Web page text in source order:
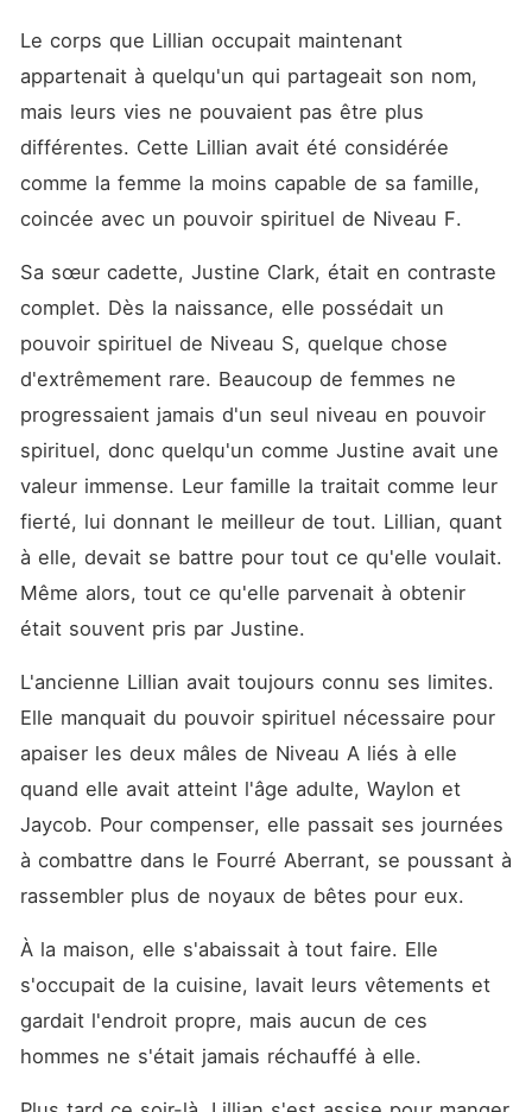
Le corps que Lillian occupait maintenant
appartenait à quelqu'un qui partageait son nom,
mais leurs vies ne pouvaient pas être plus
différentes. Cette Lillian avait été considérée
comme la femme la moins capable de sa famille,
coincée avec un pouvoir spirituel de Niveau F.
Sa sœur cadette, Justine Clark, était en contraste
complet. Dès la naissance, elle possédait un
pouvoir spirituel de Niveau S, quelque chose
d'extrêmement rare. Beaucoup de femmes ne
progressaient jamais d'un seul niveau en pouvoir
spirituel, donc quelqu'un comme Justine avait une
valeur immense. Leur famille la traitait comme leur
fierté, lui donnant le meilleur de tout. Lillian, quant
à elle, devait se battre pour tout ce qu'elle voulait.
Même alors, tout ce qu'elle parvenait à obtenir
était souvent pris par Justine.
L'ancienne Lillian avait toujours connu ses limites.
Elle manquait du pouvoir spirituel nécessaire pour
apaiser les deux mâles de Niveau A liés à elle
quand elle avait atteint l'âge adulte, Waylon et
Jaycob. Pour compenser, elle passait ses journées
à combattre dans le Fourré Aberrant, se poussant à
rassembler plus de noyaux de bêtes pour eux.
À la maison, elle s'abaissait à tout faire. Elle
s'occupait de la cuisine, lavait leurs vêtements et
gardait l'endroit propre, mais aucun de ces
hommes ne s'était jamais réchauffé à elle.